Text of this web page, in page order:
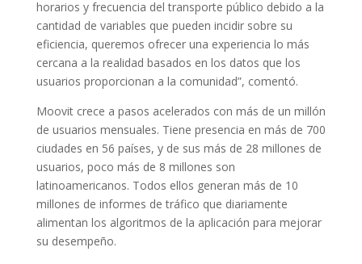
horarios y frecuencia del transporte público debido a la
cantidad de variables que pueden incidir sobre su
eficiencia, queremos ofrecer una experiencia lo más
cercana a la realidad basados en los datos que los
usuarios proporcionan a la comunidad”, comentó.
Moovit crece a pasos acelerados con más de un millón
de usuarios mensuales. Tiene presencia en más de 700
ciudades en 56 países, y de sus más de 28 millones de
usuarios, poco más de 8 millones son
latinoamericanos. Todos ellos generan más de 10
millones de informes de tráfico que diariamente
alimentan los algoritmos de la aplicación para mejorar
su desempeño.